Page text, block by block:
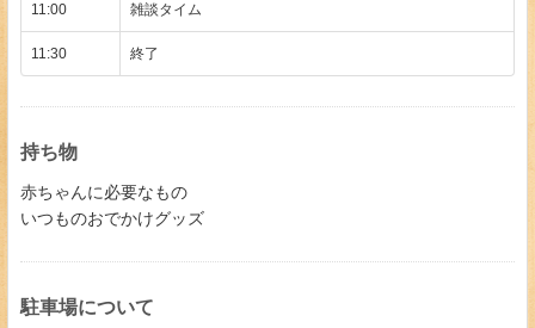
11:00 雑談タイム
11:30 終了
持ち物
赤ちゃんに必要なもの
いつものおでかけグッズ
駐車場について